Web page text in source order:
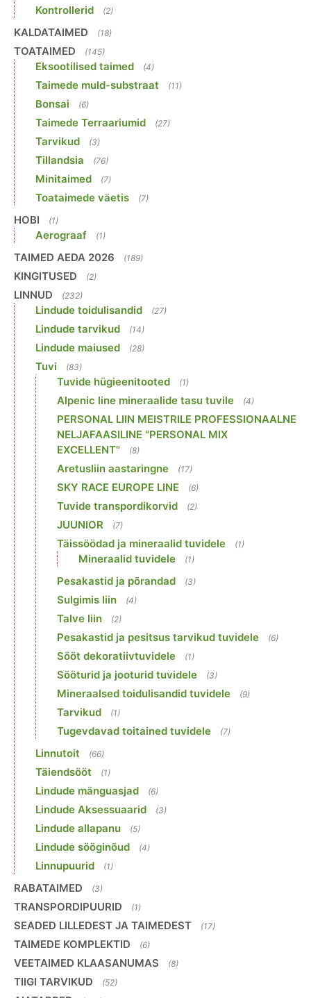
Kontrollerid (2)
KALDATAIMED (18)
TOATAIMED (145)
Eksootilised taimed (4)
Taimede muld-substraat (11)
Bonsai (6)
Taimede Terraariumid (27)
Tarvikud (3)
Tillandsia (76)
Minitaimed (7)
Toataimede väetis (7)
HOBI (1)
Aerograaf (1)
TAIMED AEDA 2026 (189)
KINGITUSED (2)
LINNUD (232)
Lindude toidulisandid (27)
Lindude tarvikud (14)
Lindude maiused (28)
Tuvi (83)
Tuvide hügieenitooted (1)
Alpenic line mineraalide tasu tuvile (4)
PERSONAL LIIN MEISTRILE PROFESSIONAALNE
NELJAFAASILINE "PERSONAL MIX
EXCELLENT"
(8)
Aretusliin aastaringne (17)
SKY RACE EUROPE LINE (6)
Tuvide transpordikorvid (2)
JUUNIOR (7)
Täissöödad ja mineraalid tuvidele (1)
Mineraalid tuvidele (1)
Pesakastid ja põrandad (3)
Sulgimis liin (4)
Talve liin (2)
Pesakastid ja pesitsus tarvikud tuvidele (6)
Sööt dekoratiivtuvidele (1)
Sööturid ja jooturid tuvidele (3)
Mineraalsed toidulisandid tuvidele (9)
Tarvikud (1)
Tugevdavad toitained tuvidele (7)
Linnutoit (66)
Täiendsööt (1)
Lindude mänguasjad (6)
Lindude Aksessuaarid (3)
Lindude allapanu (5)
Lindude sööginõud (4)
Linnupuurid (1)
RABATAIMED (3)
TRANSPORDIPUURID (1)
SEADED LILLEDEST JA TAIMEDEST (17)
TAIMEDE KOMPLEKTID (6)
VEETAIMED KLAASANUMAS (8)
TIIGI TARVIKUD (52)